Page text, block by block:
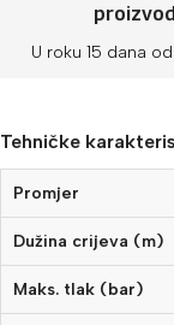
U roku 15 dana
Tehničke
Promjer
Dužina crijeva (m)
Maks. tlak (bar)